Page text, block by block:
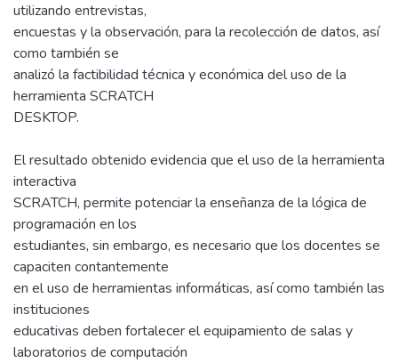
utilizando entrevistas,
encuestas y la observación, para la recolección de datos, así
como también se
analizó la factibilidad técnica y económica del uso de la
herramienta SCRATCH
DESKTOP.
El resultado obtenido evidencia que el uso de la herramienta
interactiva
SCRATCH, permite potenciar la enseñanza de la lógica de
programación en los
estudiantes, sin embargo, es necesario que los docentes se
capaciten contantemente
en el uso de herramientas informáticas, así como también las
instituciones
educativas deben fortalecer el equipamiento de salas y
laboratorios de computación